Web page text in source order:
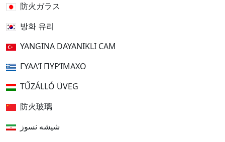
防火ガラス
방화 유리
YANGINA DAYANIKLI CAM
ΓΥΑΛΊ ΠΥΡΊΜΑΧΟ
TŰZÁLLÓ ÜVEG
防火玻璃
شیشه نسوز